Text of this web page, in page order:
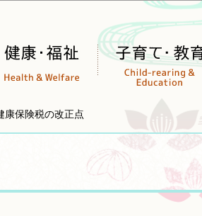
康保険税の改正点